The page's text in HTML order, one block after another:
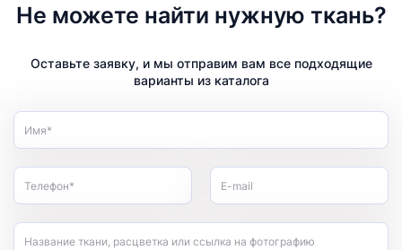
Не можете найти нужную ткань?
Оставьте заявку, и мы отправим вам все подходящие
варианты из каталога
Имя*
Телефон* E-mail
Название ткани, расцветка или ссылка на фотографию